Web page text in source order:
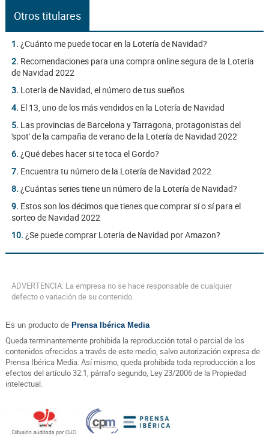
Otros titulares
1. ¿Cuánto me puede tocar en la Lotería de Navidad?
2. Recomendaciones para una compra online segura de la Lotería
de Navidad 2022
3. Lotería de Navidad, el número de tus sueños
4. El 13, uno de los más vendidos en la Lotería de Navidad
5. Las provincias de Barcelona y Tarragona, protagonistas del
'spot' de la campaña de verano de la Lotería de Navidad 2022
6. ¿Qué debes hacer si te toca el Gordo?
7. Encuentra tu número de la Lotería de Navidad 2022
8. ¿Cuántas series tiene un número de la Lotería de Navidad?
9. Estos son los décimos que tienes que comprar sí o sí para el
sorteo de Navidad 2022
10. ¿Se puede comprar Lotería de Navidad por Amazon?
ADVERTENCIA: La empresa no se hace responsable de cualquier
defecto o variación de su contenido.
Es un producto de Prensa Ibérica Media
Queda terminantemente prohibida la reproducción total o parcial de los
contenidos ofrecidos a través de este medio, salvo autorización expresa de
Prensa Ibérica Media. Así mismo, queda prohibida toda reproducción a los
efectos del artículo 32.1, párrafo segundo, Ley 23/2006 de la Propiedad
intelectual.